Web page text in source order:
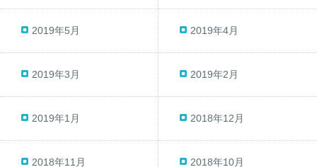
2019年5月 2019年4月
2019年3月 2019年2月
2019年1月 2018年12月
2018年11月 2018年10月